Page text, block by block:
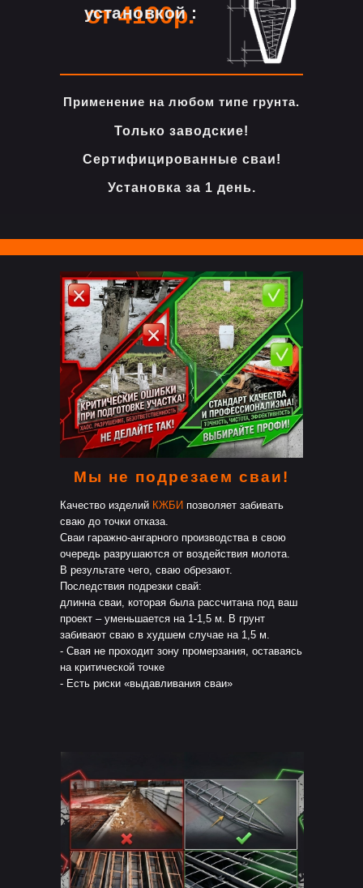
Применение на любом типе грунта.
Установка за 1 день.
Сертифицированные сваи!
Только заводские!
от 4100р.
установкой :
Мы не подрезаем сваи!
Качество изделий КЖБИ позволяет забивать
сваю до точки отказа.
Сваи гаражно-ангарного производства в свою
очередь разрушаются от воздействия молота.
В результате чего, сваю обрезают.
Последствия подрезки свай:
длинна сваи, которая была рассчитана под ваш
проект – уменьшается на 1-1,5 м. В грунт
забивают сваю в худшем случае на 1,5 м.
- Свая не проходит зону промерзания, оставаясь
на критической точке
- Есть риски «выдавливания сваи»